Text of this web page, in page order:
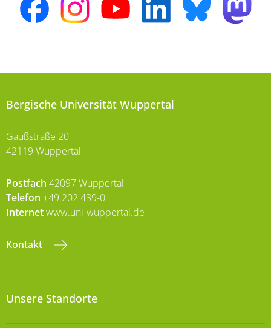
Bergische Universität Wuppertal
Gaußstraße 20
42119 Wuppertal
Postfach 42097 Wuppertal
Telefon +49 202 439-0
Internetwww.uni-wuppertal.de
Kontakt
Unsere Standorte